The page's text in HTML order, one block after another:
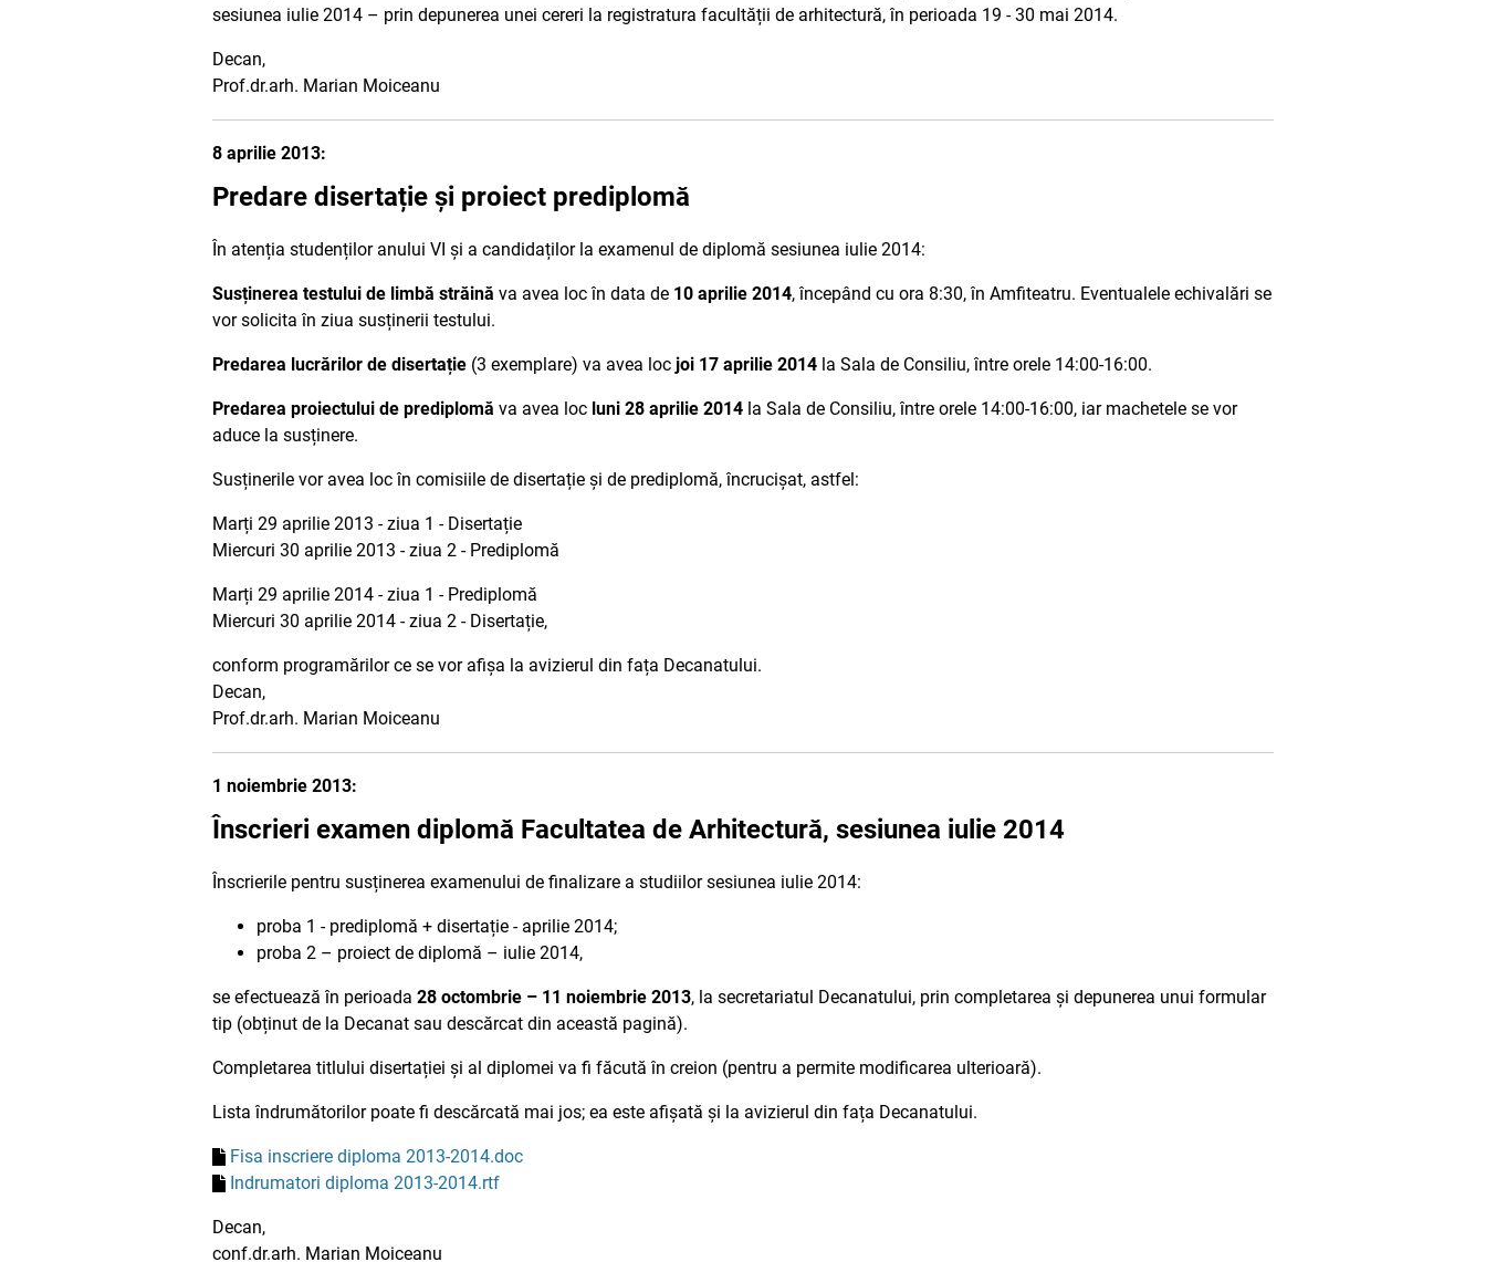
sesiunea iulie 2014 – prin depunerea unei cereri la registratura facultății de arhitectură, în perioada 19 - 30 mai 2014.
Decan,
Prof.dr.arh. Marian Moiceanu
8 aprilie 2013:
Predare disertație și proiect prediplomă
În atenția studenților anului VI și a candidaților la examenul de diplomă sesiunea iulie 2014:
Susținerea testului de limbă străină va avea loc în data de 10 aprilie 2014, începând cu ora 8:30, în Amfiteatru. Eventualele echivalări se
vor solicita în ziua susținerii testului.
Predarea lucrărilor de disertație (3 exemplare) va avea loc joi 17 aprilie 2014 la Sala de Consiliu, între orele 14:00-16:00.
Predarea proiectului de prediplomă va avea loc luni 28 aprilie 2014 la Sala de Consiliu, între orele 14:00-16:00, iar machetele se vor
aduce la susținere.
Susținerile vor avea loc în comisiile de disertație și de prediplomă, încrucișat, astfel:
Marți 29 aprilie 2013 - ziua 1 - Disertație
Miercuri 30 aprilie 2013 - ziua 2 - Prediplomă
Marți 29 aprilie 2014 - ziua 1 - Prediplomă
Miercuri 30 aprilie 2014 - ziua 2 - Disertație,
conform programărilor ce se vor afișa la avizierul din fața Decanatului.
Decan,
Prof.dr.arh. Marian Moiceanu
1 noiembrie 2013:
Înscrieri examen diplomă Facultatea de Arhitectură, sesiunea iulie 2014
Înscrierile pentru susținerea examenului de finalizare a studiilor sesiunea iulie 2014:
proba 1 - prediplomă + disertație - aprilie 2014;
proba 2 – proiect de diplomă – iulie 2014,
se efectuează în perioada 28 octombrie – 11 noiembrie 2013, la secretariatul Decanatului, prin completarea și depunerea unui formular
tip (obținut de la Decanat sau descărcat din această pagină).
Completarea titlului disertației și al diplomei va fi făcută în creion (pentru a permite modificarea ulterioară).
Lista îndrumătorilor poate fi descărcată mai jos; ea este afișată și la avizierul din fața Decanatului.
Fisa inscriere diploma 2013-2014.doc
Indrumatori diploma 2013-2014.rtf
Decan,
conf.dr.arh. Marian Moiceanu